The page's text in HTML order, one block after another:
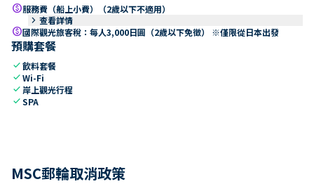
paid服務費（船上小費）（2歲以下不適用）
keyboard_arrow_right 查看詳情
paid國際觀光旅客稅：每人3,000日圓（2歲以下免徵） ※僅限從日本出發
預購套餐
check飲料套餐
checkWi-Fi
check 岸上觀光行程
checkSPA
MSC郵輪取消政策